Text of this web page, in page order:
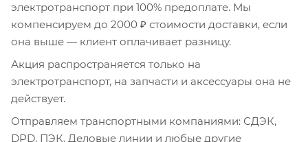
электротранспорт при 100% предоплате. Мы
компенсируем до 2000 ₽ стоимости доставки, если
она выше — клиент оплачивает разницу.
Акция распространяется только на
электротранспорт, на запчасти и аксессуары она не
действует.
Отправляем транспортными компаниями: СДЭК,
DPD, ПЭК, Деловые линии и любые другие